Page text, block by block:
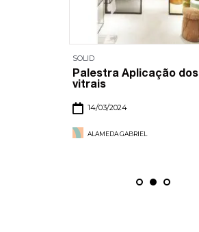
SOLID
Palestra Aplicação dos
vitrais
14/03/2024
ALAMEDA GABRIEL